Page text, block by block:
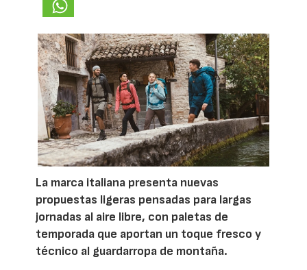
La marca italiana presenta nuevas
propuestas ligeras pensadas para largas
jornadas al aire libre, con paletas de
temporada que aportan un toque fresco y
técnico al guardarropa de montaña.